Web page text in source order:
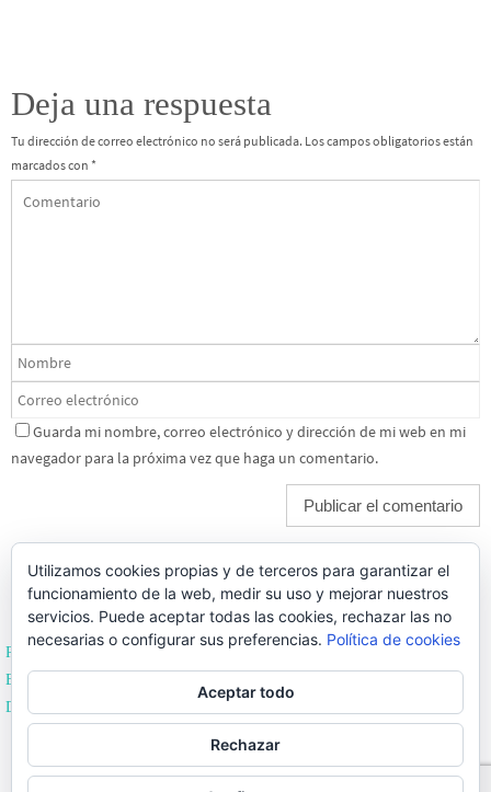
Deja una respuesta
Tu dirección de correo electrónico no será publicada. Los campos obligatorios están
marcados con *
Guarda mi nombre, correo electrónico y dirección de mi web en mi
navegador para la próxima vez que haga un comentario.
Política de Privacidad
Editoriales de España
Desarrollado por Enrique Sevillano
BEST ELEGANT TEMPLATES FOR ELEMENTOR
Utilizamos cookies propias y de terceros para garantizar el
funcionamiento de la web, medir su uso y mejorar nuestros
servicios. Puede aceptar todas las cookies, rechazar las no
necesarias o configurar sus preferencias. Política de cookies
Aceptar todo
Rechazar